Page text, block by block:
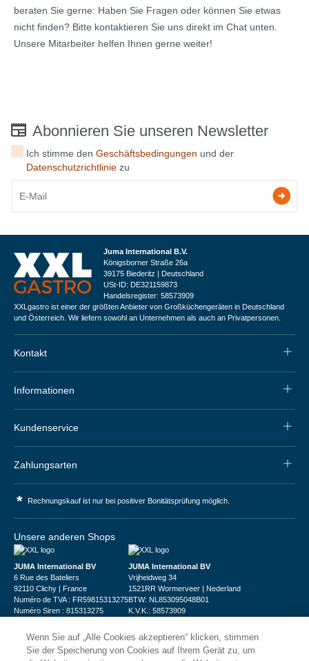
beraten Sie gerne: Haben Sie Fragen oder können Sie etwas
nicht finden? Bitte kontaktieren Sie uns direkt im Chat unten.
Unsere Mitarbeiter helfen Ihnen gerne weiter!
Abonnieren Sie unseren Newsletter
Ich stimme denGeschäftsbedingungen und der
Datenschutzrichtlinie zu
Juma International B.V.
Königsborner Straße 26a
39175 Biederitz | Deutschland
USt-ID: DE321159873
Handelsregister: 58573909
XXLgastro ist einer der größten Anbieter von Großküchengeräten in Deutschland
und Österreich. Wir liefern sowohl an Unternehmen als auch an Privatpersonen.
Kontakt
Informationen
Kundenservice
Zahlungsarten
* Rechnungskauf ist nur bei positiver Bonitätsprüfung möglich.
Unsere anderen Shops
JUMA International BV
6 Rue des Bateliers
92110 Clichy | France
Numéro de TVA : FR59815313275
Numéro Siren : 815313275
JUMA International BV
Vrijheidweg 34
1521RR Wormerveer | Nederland
BTW: NL853095048B01
K.V.K.: 58573909
Wenn Sie auf „Alle Cookies akzeptieren“ klicken, stimmen
Sie der Speicherung von Cookies auf Ihrem Gerät zu, um